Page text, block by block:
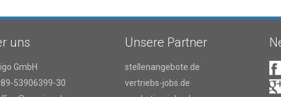
uns
GmbH
53906399-30
Unsere Partner
stellenangebote.de
vertriebs-jobs.de